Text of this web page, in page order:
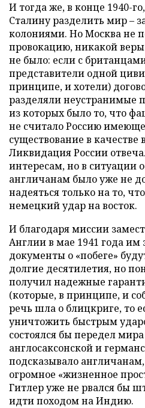
И тогда же, в конце 1940-
Сталину разделить мир –
колониями. Но Москва не
провокацию, никакой
не было: если с
представители одной
принципе, и хотели)
разделяли неустранимые
из которых было то, что
не считало Россию
существование в
Ликвидация России
интересам, но в ситуации
англичанам было уже не до
надеяться только на то,
немецкий удар на восток.
И благодаря миссии
Англии в мае 1941 года им
документы о «побеге»
долгие десятилетия, но
получил надежные
(которые, в принципе, и
речь шла о блицкриге, то
уничтожить быстрым
состоялся бы передел
англосаксонской и
подсказывало
огромное «жизненное
Гитлер уже не рвался бы
идти походом на Индию.